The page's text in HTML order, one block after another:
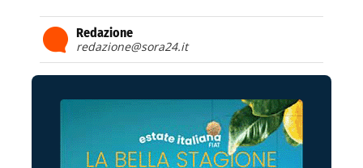
Redazione
redazione@sora24.it